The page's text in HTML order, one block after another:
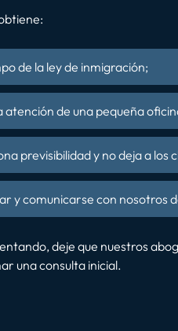
de la ley de inmigración;
de una pequeña
previsibilidad y no deja a
y comunicarse con nosotros
deje que nuestros
una consulta inicial.